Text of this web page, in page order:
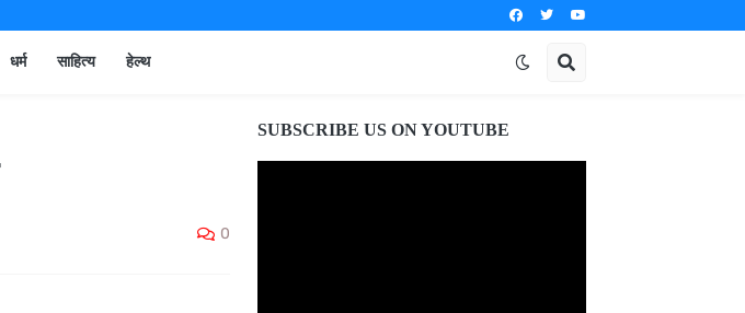
धर्म साहित्य हेल्थ
0
SUBSCRIBE US ON YOUTUBE